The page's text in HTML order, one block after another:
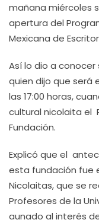
mañana miércoles
apertura del
Mexicana de
Así lo dio a
quien dijo que será
las 17:00 horas,
cultural nicolaita el
Fundación.
Explicó que el
esta fundación fue
Nicolaitas, que se
Profesores de la
aunado al interés